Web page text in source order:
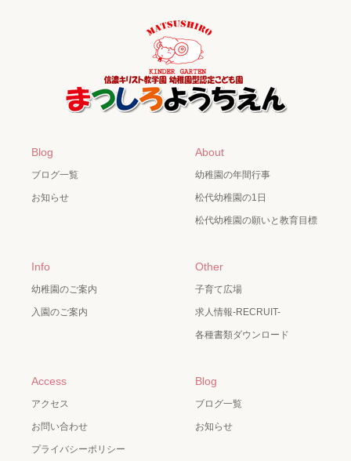
Blog
ブログ一覧
お知らせ
About
幼稚園の年間行事
松代幼稚園の1日
松代幼稚園の願いと教育目標
Info
幼稚園のご案内
入園のご案内
Other
子育て広場
求人情報-RECRUIT-
各種書類ダウンロード
Access
アクセス
お問い合わせ
プライバシーポリシー
Blog
ブログ一覧
お知らせ